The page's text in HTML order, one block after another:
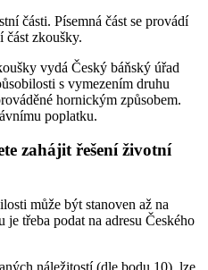
části. Písemná část se provádí
část zkoušky.
vydá Český báňský úřad
s vymezením druhu
hornickým způsobem.
poplatku.
zahájit řešení životní
může být stanoven až na
třeba podat na adresu Českého
náležitostí (dle bodu 10), lze